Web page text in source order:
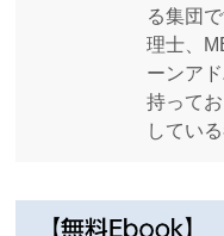
る集団
理士、
ーンア
持って
してい